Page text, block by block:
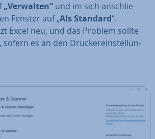
„Verwalten“ und im sich an­schlie­
Fenster auf „Als Standard“.
Excel neu, und das Problem sollte
sofern es an den Dru­cker­ein­stel­lun­